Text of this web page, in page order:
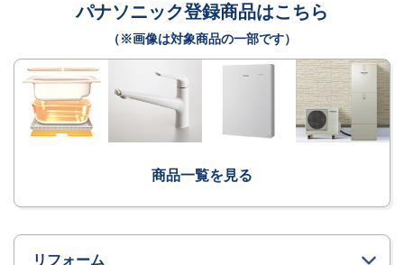
パナソニック登録商品はこちら
（※画像は対象商品の一部です）
商品一覧を見る
リフォーム